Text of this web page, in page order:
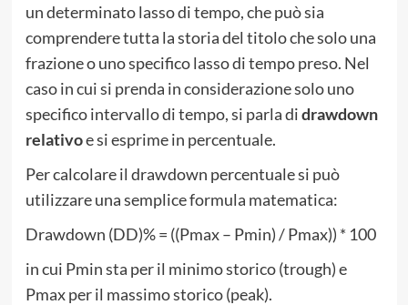
un determinato lasso di tempo, che può sia
comprendere tutta la storia del titolo che solo una
frazione o uno specifico lasso di tempo preso. Nel
caso in cui si prenda in considerazione solo uno
specifico intervallo di tempo, si parla didrawdown
relativoe si esprime in percentuale.
Per calcolare il drawdown percentuale si può
utilizzare una semplice formula matematica:
Drawdown (DD)% = ((Pmax – Pmin) / Pmax)) * 100
in cui Pmin sta per il minimo storico (trough) e
Pmax per il massimo storico (peak).